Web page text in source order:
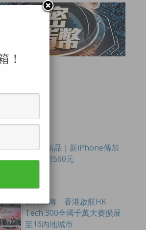
Apple新品｜新iPhone傳加
價最多1560元
創科出海 香港啟航HK
Tech 300全國千萬大賽擴展
至16內地城市
！